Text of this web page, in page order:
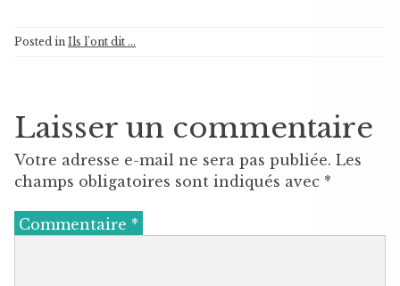
Posted in Ils l'ont dit ...
Laisser un commentaire
Votre adresse e-mail ne sera pas publiée. Les
champs obligatoires sont indiqués avec *
Commentaire *